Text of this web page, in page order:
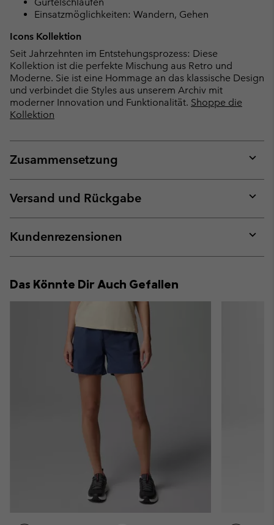
Einsatzmöglichkeiten: Wandern, Gehen
Icons Kollektion
Seit Jahrzehnten im Entstehungsprozess: Diese
Kollektion ist die perfekte Mischung aus Retro und
Moderne. Sie ist eine Hommage an das klassische Design
und verbindet die Styles aus unserem Archiv mit
moderner Innovation und Funktionalität. Shoppe die
Kollektion
Zusammensetzung
or
Versand und Rückgabe
or
Kundenrezensionen
or
Das Könnte Dir Auch Gefallen